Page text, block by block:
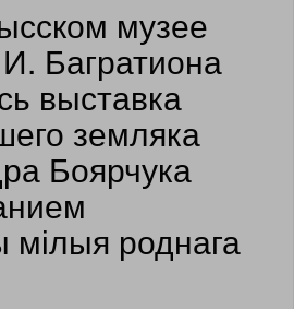
музее
Багратиона
выставка
земляка
Боярчука
мілыя роднага